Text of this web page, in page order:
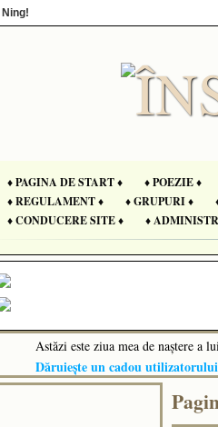
♦ PAGINA DE START ♦ ♦ POEZIE ♦
♦ REGULAMENT ♦
♦ GRUPURI ♦
♦ CONDUCERE SITE ♦
♦
Astăzi este ziua mea de naştere a
Dăruieşte un cadou